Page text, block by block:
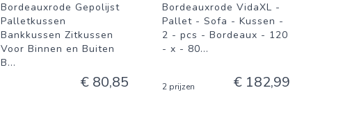
Bordeauxrode Gepolijst
Palletkussen
Bankkussen Zitkussen
Voor Binnen en Buiten
B...
€ 80,85
Bordeauxrode VidaXL -
Pallet - Sofa - Kussen -
2 - pcs - Bordeaux - 120
- x - 80...
2 prijzen € 182,99